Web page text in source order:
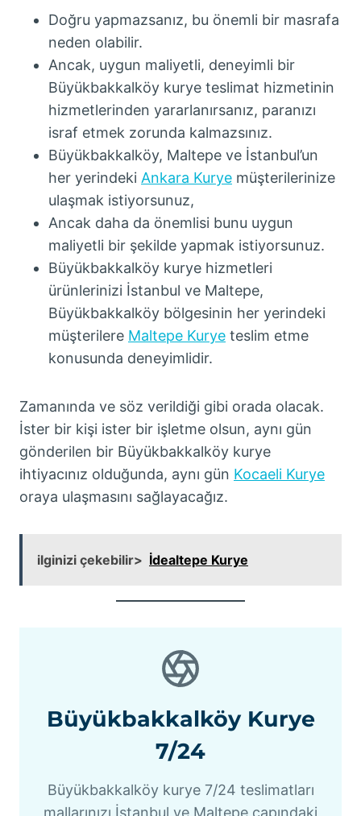
Doğru yapmazsanız, bu önemli bir masrafa
neden olabilir.
Ancak, uygun maliyetli, deneyimli bir
Büyükbakkalköy kurye teslimat hizmetinin
hizmetlerinden yararlanırsanız, paranızı
israf etmek zorunda kalmazsınız.
Büyükbakkalköy, Maltepe ve İstanbul’un
her yerindeki Ankara Kurye müşterilerinize
ulaşmak istiyorsunuz,
Ancak daha da önemlisi bunu uygun
maliyetli bir şekilde yapmak istiyorsunuz.
Büyükbakkalköy kurye hizmetleri
ürünlerinizi İstanbul ve Maltepe,
Büyükbakkalköy bölgesinin her yerindeki
müşterilere Maltepe Kurye teslim etme
konusunda deneyimlidir.
Zamanında ve söz verildiği gibi orada olacak.
İster bir kişi ister bir işletme olsun, aynı gün
gönderilen bir Büyükbakkalköy kurye
ihtiyacınız olduğunda, aynı gün Kocaeli Kurye
oraya ulaşmasını sağlayacağız.
ilginizi çekebilir> İdealtepe Kurye
Büyükbakkalköy Kurye
7/24
Büyükbakkalköy kurye 7/24 teslimatları
mallarınızı İstanbul ve Maltepe çapındaki